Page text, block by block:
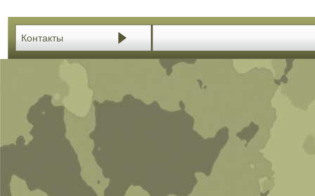
Винтовка kar-98k (Josef)
0 руб В корзину
Контакты